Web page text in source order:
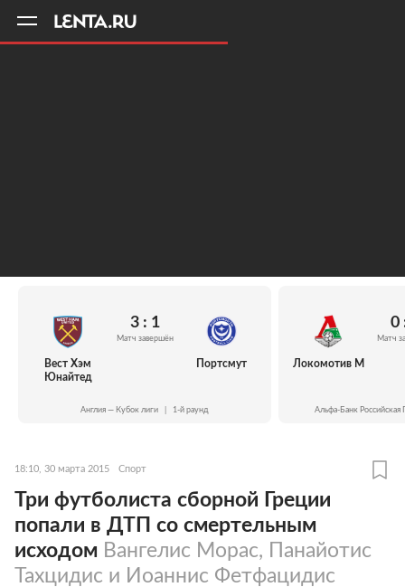
Вест Хэм
Юнайтед
3 : 1
Матч завершён
Портсмут
Англия — Кубок лиги 1-й раунд
Локомотив М
0
Матч
Альфа-Банк Российская
18:10, 30 марта 2015 Спорт
Три футболиста сборной Греции
попали в ДТП со смертельным
исходом Вангелис Морас, Панайотис
Тахцидис и Иоаннис Фетфацидис